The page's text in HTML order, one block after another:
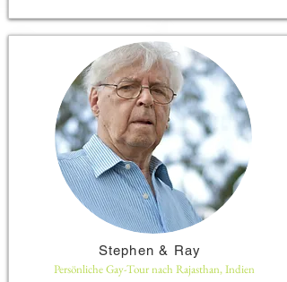
Stephen & Ray
Persönliche Gay-Tour nach Rajasthan, Indien